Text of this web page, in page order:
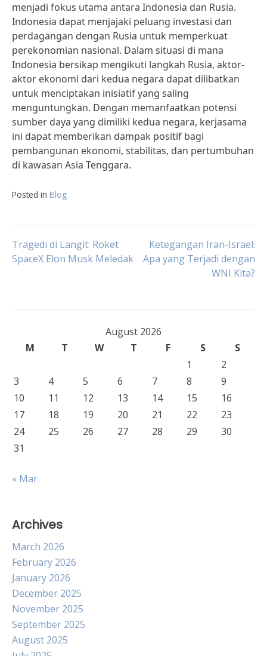
menjadi fokus utama antara Indonesia dan Rusia.
Indonesia dapat menjajaki peluang investasi dan
perdagangan dengan Rusia untuk memperkuat
perekonomian nasional. Dalam situasi di mana
Indonesia bersikap mengikuti langkah Rusia, aktor-
aktor ekonomi dari kedua negara dapat dilibatkan
untuk menciptakan inisiatif yang saling
menguntungkan. Dengan memanfaatkan potensi
sumber daya yang dimiliki kedua negara, kerjasama
ini dapat memberikan dampak positif bagi
pembangunan ekonomi, stabilitas, dan pertumbuhan
di kawasan Asia Tenggara.
Posted in Blog
Post
Tragedi di Langit: Roket
SpaceX Elon Musk Meledak
Ketegangan Iran-Israel:
Apa yang Terjadi dengan
WNI Kita?
August 2026
M
T W T F S
S
1
2
3
4 5 6 7 8
9
10
11 12 13 14 15
16
17
18 19 20 21 22
23
24
25 26 27 28 29
30
31
« Mar
Archives
March 2026
February 2026
January 2026
December 2025
November 2025
September 2025
August 2025